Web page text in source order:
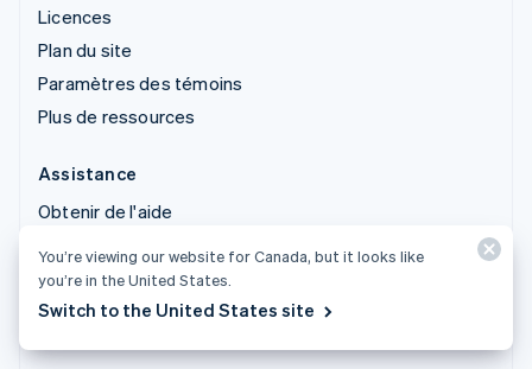
Licences
Plan du site
Paramètres des témoins
Plus de ressources
Assistance
Obtenir de l'aide
gérées
You’re viewing our website for Canada, but it looks like
you’re in the United States.
Switch to the United States site